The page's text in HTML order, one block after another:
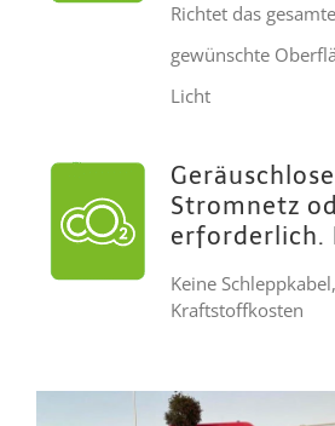
Richtet das
gewünschte
Licht
Stromnetz
erforderlich.
Keine
Kraftstoffkosten